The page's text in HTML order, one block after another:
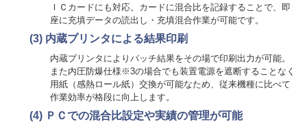
ＩＣカードにも対応。カードに混合比を記録することで、即
座に充填データの読出し・充填混合作業が可能です。
(3) 内蔵プリンタによる結果印刷
内蔵プリンタによりバッチ結果をその場で印刷出力が可能。
また内圧防爆仕様※3の場合でも装置電源を遮断することなく
用紙（感熱ロール紙）交換が可能なため、従来機種に比べて
作業効率が格段に向上します。
(4) ＰＣでの混合比設定や実績の管理が可能